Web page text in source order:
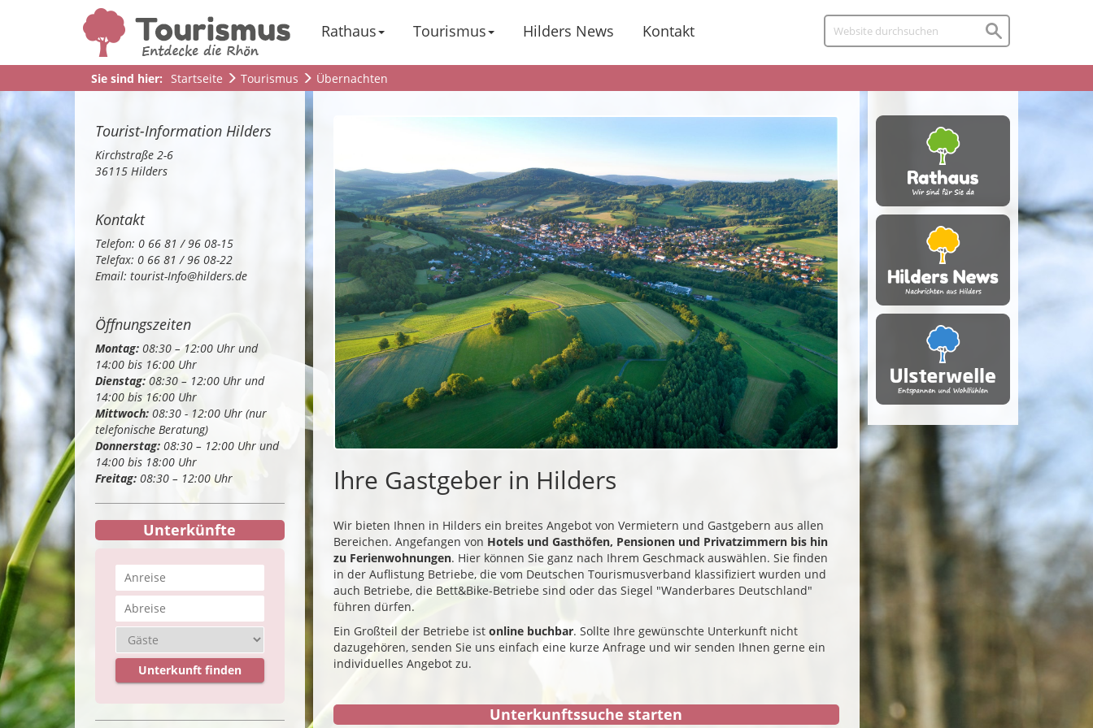
Rathaus Tourismus Hilders News Kontakt
Sie sind hier: Startseite Tourismus Übernachten
Tourist-Information Hilders
Kirchstraße 2-6
36115 Hilders
Kontakt
Telefon: 0 66 81 / 96 08-15
Telefax: 0 66 81 / 96 08-22
Email: tourist-Info@hilders.de
Öffnungszeiten
Montag: 08:30 – 12:00 Uhr und
14:00 bis 16:00 Uhr
Dienstag: 08:30 – 12:00 Uhr und
14:00 bis 16:00 Uhr
Mittwoch: 08:30 - 12:00 Uhr (nur
telefonische Beratung)
Donnerstag: 08:30 – 12:00 Uhr und
14:00 bis 18:00 Uhr
Freitag: 08:30 – 12:00 Uhr
Unterkünfte
Ihre Gastgeber in Hilders
Wir bieten Ihnen in Hilders ein breites Angebot von Vermietern und Gastgebern aus allen
Bereichen. Angefangen von Hotels und Gasthöfen, Pensionen und Privatzimmern bis hin
zu Ferienwohnungen. Hier können Sie ganz nach Ihrem Geschmack auswählen. Sie finden
in der Auflistung Betriebe, die vom Deutschen Tourismusverband klassifiziert wurden und
auch Betriebe, die Bett&Bike-Betriebe sind oder das Siegel "Wanderbares Deutschland"
führen dürfen.
Ein Großteil der Betriebe istonline buchbar. Sollte Ihre gewünschte Unterkunft nicht
dazugehören, senden Sie uns einfach eine kurze Anfrage und wir senden Ihnen gerne ein
individuelles Angebot zu.
Unterkunftssuche starten